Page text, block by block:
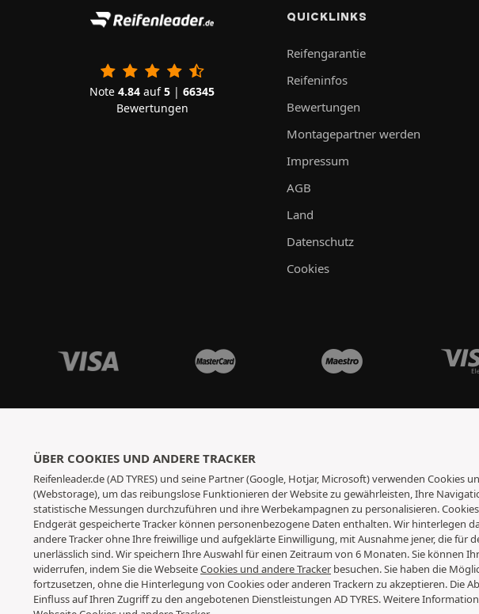
Note 4.84 auf5 | 66345
Bewertungen
QUICKLINKS
Reifengarantie
Reifeninfos
Bewertungen
Montagepartner werden
Impressum
AGB
Land
Datenschutz
Cookies
ÜBER COOKIES UND ANDERE TRACKER
Reifenleader.de (AD TYRES) und seine Partner (Google, Hotjar, Microsoft) verwenden Cookies
(Webstorage), um das reibungslose Funktionieren der Website zu gewährleisten, Ihre
statistische Messungen durchzuführen und ihre Werbekampagnen zu personalisieren.
Endgerät gespeicherte Tracker können personenbezogene Daten enthalten. Wir hinterlegen
andere Tracker ohne Ihre freiwillige und aufgeklärte Einwilligung, mit Ausnahme jener, die für
unerlässlich sind. Wir speichern Ihre Auswahl für einen Zeitraum von 6 Monaten. Sie können
widerrufen, indem Sie die WebseiteCookies und andere Tracker besuchen. Sie haben die
fortzusetzen, ohne die Hinterlegung von Cookies oder anderen Trackern zu akzeptieren. Die
Einfluss auf Ihren Zugriff zu den angebotenen Dienstleistungen AD TYRES. Weitere